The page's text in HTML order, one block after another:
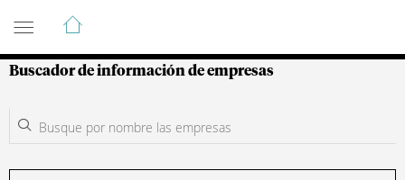
Guía de Empresas Colombianas
Buscador de información de empresas